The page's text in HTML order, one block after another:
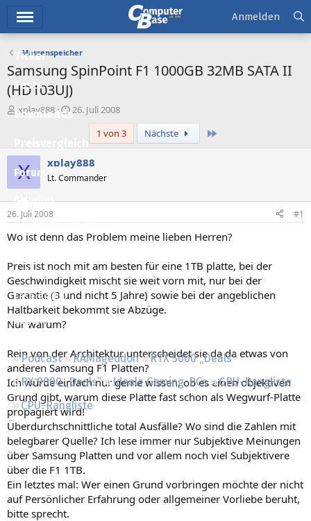
Ticker
Tests
Downloads
Forum
Aktuelles
Empfohlene Inhalte
Neueste Aktivitäten
Leserartikel
Regeln
Podcast RAMageddon
RTX 5000 „Deals“
RX 9000 „Deals“
Ideale Gaming-PCs
GPU-Rangliste
CPU-Rangliste
Anmelden
Massenspeicher
Samsung SpinPoint F1 1000GB 32MB SATA II
(HD103UJ)
E
t
e
l
e
xplay888
E
t
e
l
l
m
26. Juli 2008
1 von 3
Nächste
X xplay888
Lt. Commander
26. Juli 2008 #1
Wo ist denn das Problem meine lieben Herren?
Preis ist noch mit am besten für eine 1TB platte, bei der
Geschwindigkeit mischt sie weit vorn mit, nur bei der
Garantie (3 und nicht 5 Jahre) sowie bei der angeblichen
Haltbarkeit bekommt sie Abzüge.
Nur warum?
Rein von der Architektur unterscheidet sie da da etwas von
anderen Samsung F1 Platten?
Ich würde einfach nur gerne wissen, ob es einen objektiven
Grund gibt, warum diese Platte fast schon als Wegwurf-Platte
propagiert wird!
Überdurchschnittliche total Ausfälle? Wo sind die Zahlen mit
belegbarer Quelle? Ich lese immer nur Subjektive Meinungen
über Samsung Platten und vor allem noch viel Subjektivere
über die F1 1TB.
Ein letztes mal: Wer einen Grund vorbringen möchte der nicht
auf Persönlicher Erfahrung oder allgemeiner Vorliebe beruht,
bitte sprecht.